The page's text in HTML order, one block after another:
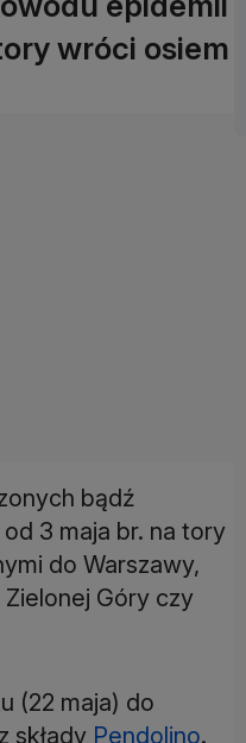
wróci osiem
bądź
3 maja br. na tory
do Warszawy,
Góry czy
(22 maja) do
składy Pendolino.